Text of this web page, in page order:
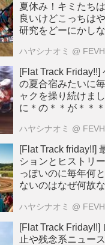
夏休み！キミたち
良いけどこっちは
研究をどーにかし
ハヤシナオミ @
[Flat Track Friday!!]
の夏合宿みたいに
ャクを操り続けま
に＊の＊＊が＊＊
ハヤシナオミ @
[Flat Track friday!!]
ションとヒストリ
っぽいのに毎年何
ないのはなぜ何故
ハヤシナオミ @
[Flat Track Friday!!]
止や残念系ニュー